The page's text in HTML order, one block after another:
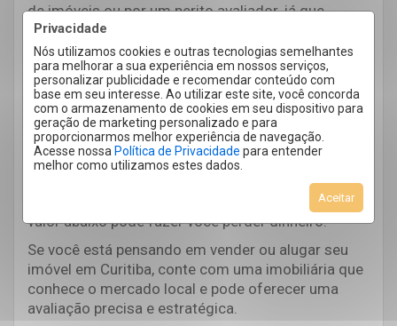
Privacidade
Nós utilizamos cookies e outras tecnologias semelhantes
para melhorar a sua experiência em nossos serviços,
personalizar publicidade e recomendar conteúdo com
base em seu interesse. Ao utilizar este site, você concorda
com o armazenamento de cookies em seu dispositivo para
geração de marketing personalizado e para
proporcionarmos melhor experiência de navegação.
Acesse nossa Política de Privacidade para entender
melhor como utilizamos estes dados.
Aceitar
de imóveis ou por um perito avaliador, já que
utilizam critérios técnicos, laudos e conhecimento
de mercado para chegar a um valor realista.
Avaliar bem é vender
melhor!
Saber o valor correto do seu imóvel evita prejuízos
e acelera a venda, já que um preço muito acima do
mercado pode afastar compradores, enquanto um
valor abaixo pode fazer você perder dinheiro.
Se você está pensando em vender ou alugar seu
imóvel em Curitiba, conte com uma imobiliária que
conhece o mercado local e pode oferecer uma
avaliação precisa e estratégica.